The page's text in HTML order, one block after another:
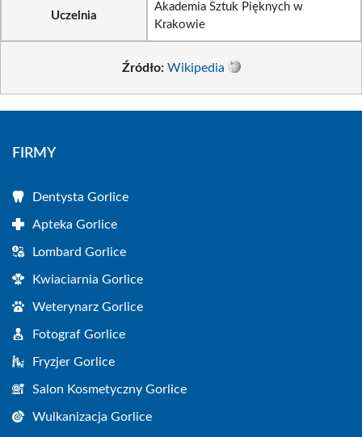
Uczelnia
Akademia Sztuk Pięknych w
Krakowie
Źródło: Wikipedia
FIRMY
Dentysta Gorlice
Apteka Gorlice
Lombard Gorlice
Kwiaciarnia Gorlice
Weterynarz Gorlice
Fotograf Gorlice
Fryzjer Gorlice
Salon Kosmetyczny Gorlice
Wulkanizacja Gorlice